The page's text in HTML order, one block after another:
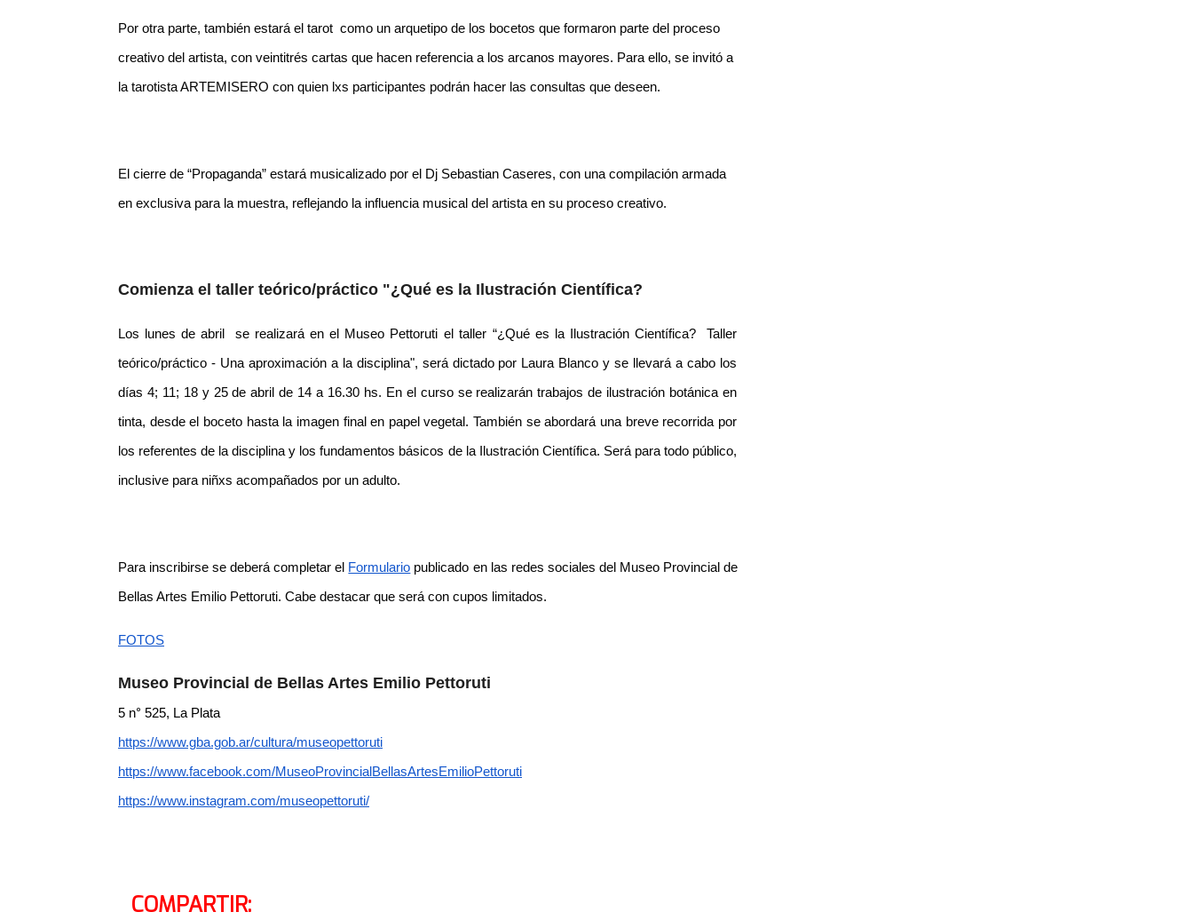
Por otra parte, también estará el tarot como un arquetipo de los bocetos que formaron parte del proceso
creativo del artista, con veintitrés cartas que hacen referencia a los arcanos mayores. Para ello, se invitó a
la tarotista ARTEMISERO con quien lxs participantes podrán hacer las consultas que deseen.
El cierre de “Propaganda” estará musicalizado por el Dj Sebastian Caseres, con una compilación armada
en exclusiva para la muestra, reflejando la influencia musical del artista en su proceso creativo.
Comienza el taller teórico/práctico "¿Qué es la Ilustración Científica?
Los lunes de abril se realizará en el Museo Pettoruti el taller “¿Qué es la Ilustración Científica? Taller
teórico/práctico - Una aproximación a la disciplina", será dictado por Laura Blanco y se llevará a cabo los
días 4; 11; 18 y 25 de abril de 14 a 16.30 hs. En el curso se realizarán trabajos de ilustración botánica en
tinta, desde el boceto hasta la imagen final en papel vegetal. También se abordará una breve recorrida por
los referentes de la disciplina y los fundamentos básicos de la Ilustración Científica. Será para todo público,
inclusive para niñxs acompañados por un adulto.
Para inscribirse se deberá completar el Formulario publicado en las redes sociales del Museo Provincial de
Bellas Artes Emilio Pettoruti. Cabe destacar que será con cupos limitados.
FOTOS
Museo Provincial de Bellas Artes Emilio Pettoruti
5 n° 525, La Plata
https://www.gba.gob.ar/cultura/museopettoruti
https://www.facebook.com/MuseoProvincialBellasArtesEmilioPettoruti
https://www.instagram.com/museopettoruti/
COMPARTIR: